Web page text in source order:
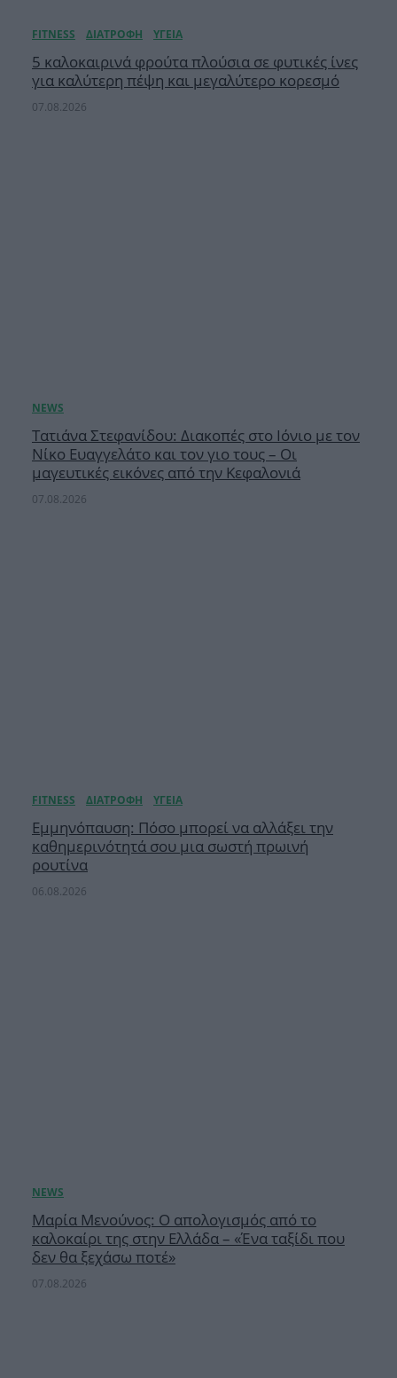
5 καλοκαιρινά φρούτα πλούσια σε φυτικές ίνες
για καλύτερη πέψη και μεγαλύτερο κορεσμό
07.08.2026
Τατιάνα Στεφανίδου: Διακοπές στο Ιόνιο με τον
Νίκο Ευαγγελάτο και τον γιο τους – Οι
μαγευτικές εικόνες από την Κεφαλονιά
07.08.2026
Εμμηνόπαυση: Πόσο μπορεί να αλλάξει την
καθημερινότητά σου μια σωστή πρωινή
ρουτίνα
06.08.2026
Μαρία Μενούνος: Ο απολογισμός από το
καλοκαίρι της στην Ελλάδα – «Ένα ταξίδι που
δεν θα ξεχάσω ποτέ»
07.08.2026